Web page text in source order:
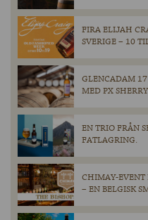
FIRA ELIJAH
SVERIGE – 10
GLENCADAM
MED PX
EN TRIO FRÅN
FATLAGRING.
CHIMAY-EVENT
– EN BELGISK